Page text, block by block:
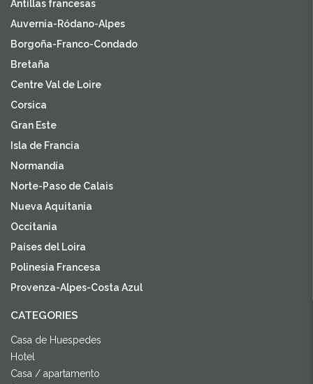
Antillas francesas
Auvernia-Ródano-Alpes
Borgoña-Franco-Condado
Bretaña
Centre Val de Loire
Corsica
Gran Este
Isla de Francia
Normandía
Norte-Paso de Calais
Nueva Aquitania
Occitania
Países del Loira
Polinesia Francesa
Provenza-Alpes-Costa Azul
CATEGORIES
Casa de Huespedes
Hotel
Casa / apartamento